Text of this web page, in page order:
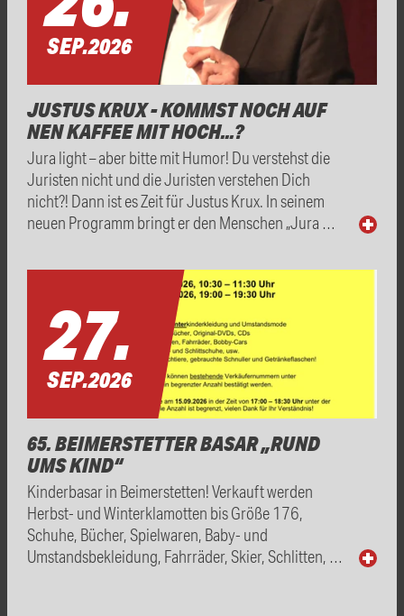
SEP.2026
JUSTUS KRUX - KOMMST NOCH AUF
NEN KAFFEE MIT HOCH...?
Jura light – aber bitte mit Humor! Du verstehst die
Juristen nicht und die Juristen verstehen Dich
nicht?! Dann ist es Zeit für Justus Krux. In seinem
neuen Programm bringt er den Menschen „Jura …
27.
SEP.2026
65. BEIMERSTETTER BASAR „RUND
UMS KIND“
Kinderbasar in Beimerstetten! Verkauft werden
Herbst- und Winterklamotten bis Größe 176,
Schuhe, Bücher, Spielwaren, Baby- und
Umstandsbekleidung, Fahrräder, Skier, Schlitten, …